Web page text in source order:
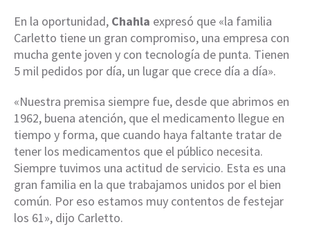
En la oportunidad, Chahla expresó que «la familia
Carletto tiene un gran compromiso, una empresa con
mucha gente joven y con tecnología de punta. Tienen
5 mil pedidos por día, un lugar que crece día a día».
«Nuestra premisa siempre fue, desde que abrimos en
1962, buena atención, que el medicamento llegue en
tiempo y forma, que cuando haya faltante tratar de
tener los medicamentos que el público necesita.
Siempre tuvimos una actitud de servicio. Esta es una
gran familia en la que trabajamos unidos por el bien
común. Por eso estamos muy contentos de festejar
los 61», dijo Carletto.